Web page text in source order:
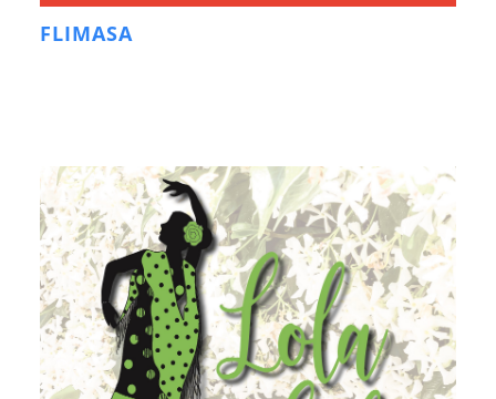
FLIMASA